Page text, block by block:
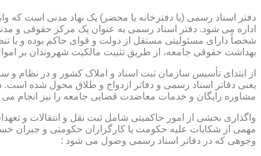
دفتر اسناد رسمی (یا دفترخانه یا محضر) یک نهاد مدنی است که
اداره می شود. دفتر اسناد رسمی به عنوان یک مرکز حقوقی و
شخصاً دارای مسئولیتی مستقل از دولت و قوای حاکم بوده و با
بهداشت حقوقی جامعه، از طریق تثبیت مالکیت شهروندان بر
از ابتدای تأسیس سازمان ثبت اسناد و املاک کشور و در نظام
یعنی دفاتر اسناد رسمی و دفاتر ازدواج و طلاق محول شده
مشاوره رایگان و خدمات معاضدت قضایی جامعه را نیز انجام می
واگذاری بخشی از امور حاکمیتی شامل ثبت نقل و انتقالات و
مهمی از شکایات علیه حکومت یا کارگزاران حکومتی و جبران
وجوهی که در دفاتر اسناد رسمی وصول می شود :